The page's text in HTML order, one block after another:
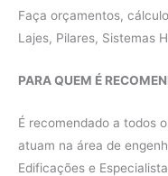
Faça orçamentos,
Lajes, Pilares, Sistemas
PARA QUEM É
É recomendado a todos
atuam na área de
Edificações e